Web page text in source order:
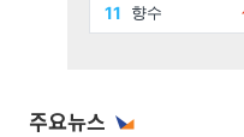
주요뉴스